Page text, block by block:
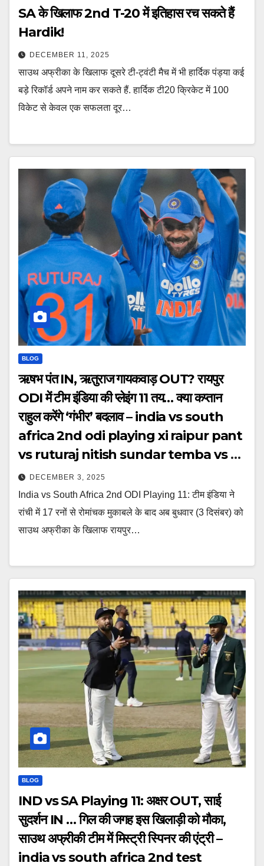
SA के खिलाफ 2nd T-20 में इतिहास रच सकते हैं
Hardik!
DECEMBER 11, 2025
साउथ अफ्रीका के खिलाफ दूसरे टी-ट्वंटी मैच में भी हार्दिक पंड्या कई
बड़े रिकॉर्ड अपने नाम कर सकते हैं. हार्दिक टी20 क्रिकेट में 100
विकेट से केवल एक सफलता दूर…
BLOG
ऋषभ पंत IN, ऋतुराज गायकवाड़ OUT? रायपुर
ODI में टीम इंड‍िया की प्लेइंग 11 तय… क्या कप्तान
राहुल करेंगे ‘गंभीर’ बदलाव – india vs south
africa 2nd odi playing xi raipur pant
vs ruturaj nitish sundar temba vs kl
rahul tspok
DECEMBER 3, 2025
India vs South Africa 2nd ODI Playing 11: टीम इंड‍िया ने
रांची में 17 रनों से रोमांचक मुकाबले के बाद अब बुधवार (3 दिसंबर) को
साउथ अफ्रीका के ख‍िलाफ रायपुर…
BLOG
IND vs SA Playing 11: अक्षर OUT, साई
सुदर्शन IN … गिल की जगह इस ख‍िलाड़ी को मौका,
साउथ अफ्रीकी टीम में मिस्ट्री स्पिनर की एंट्री –
india vs south africa 2nd test